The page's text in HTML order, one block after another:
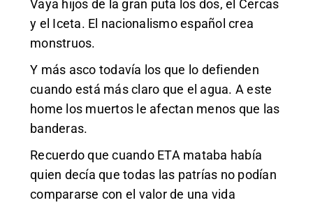
Vaya hijos de la gran puta los dos, el Cercas
y el Iceta. El nacionalismo español crea
monstruos.
Y más asco todavía los que lo defienden
cuando está más claro que el agua. A este
home los muertos le afectan menos que las
banderas.
Recuerdo que cuando ETA mataba había
quien decía que todas las patrías no podían
compararse con el valor de una vida